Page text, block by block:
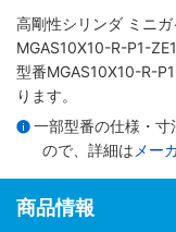
高剛性シリンダ ミニ
MGAS10X10-R-P1-
型番MGAS10X10-R-
ります。
一部型番の仕様・
ので、詳細は メー
商品情報